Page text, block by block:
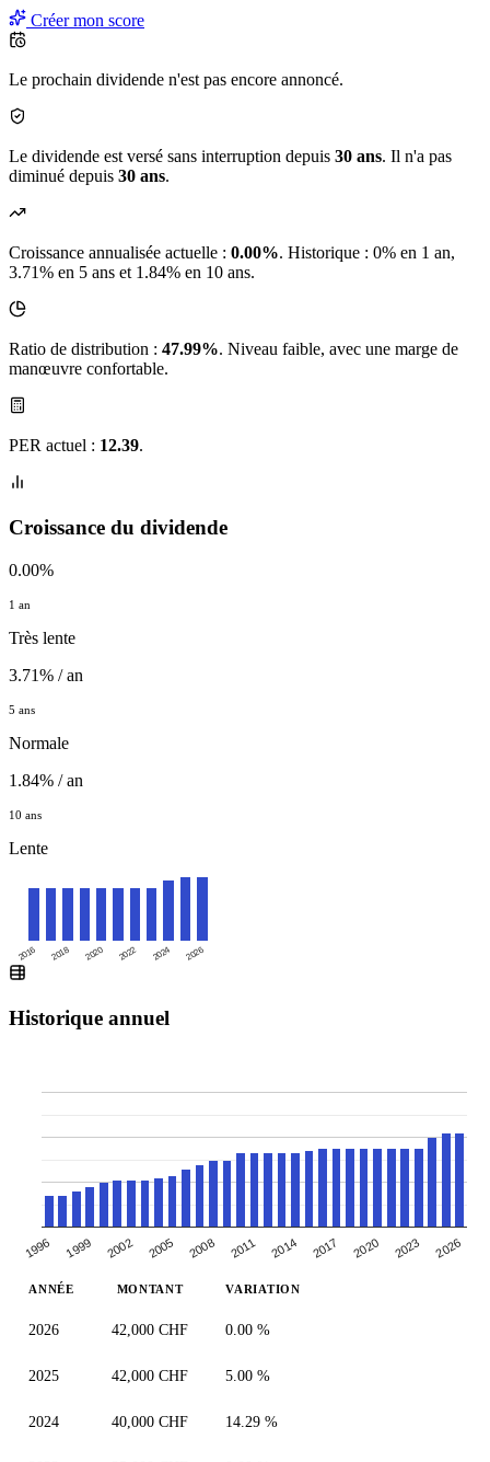
Créer mon score
Le prochain dividende n'est pas encore annoncé.
Le dividende est versé sans interruption depuis 30 ans. Il n'a pas
diminué depuis 30 ans.
Croissance annualisée actuelle : 0.00%. Historique : 0% en 1 an,
3.71% en 5 ans et 1.84% en 10 ans.
Ratio de distribution : 47.99%. Niveau faible, avec une marge de
manœuvre confortable.
PER actuel : 12.39.
Croissance du dividende
0.00%
1 an
Très lente
3.71% / an
5 ans
Normale
1.84% / an
10 ans
Lente
2016 2018 2020 2022 2024 2026
Historique annuel
1996 1999 2002 2005 2008 2011 2014 2017 2020 2023 2026
ANNÉE MONTANT VARIATION
2026 42,000 CHF 0.00 %
2025 42,000 CHF 5.00 %
2024 40,000 CHF 14.29 %